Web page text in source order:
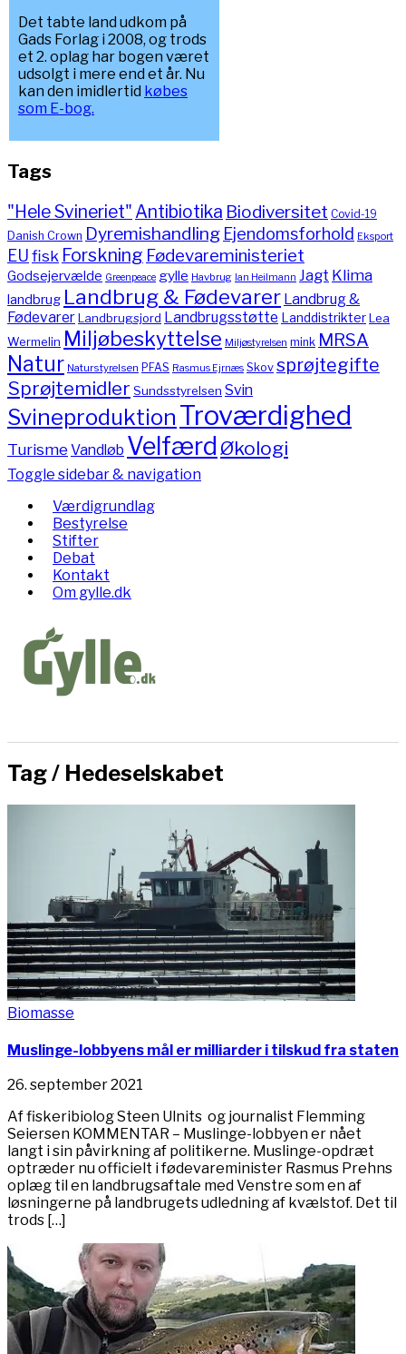
Det tabte land udkom på
Gads Forlag i 2008, og trods
et 2. oplag har bogen været
udsolgt i mere end et år. Nu
kan den imidlertid købes
som E-bog.
Tags
"Hele Svineriet" Antibiotika Biodiversitet Covid-19
Danish Crown Dyremishandling Ejendomsforhold Eksport
EUfisk Forskning Fødevareministeriet
Godsejervælde Greenpeace gylle Havbrug Ian Heilmann Jagt Klima
landbrug Landbrug & Fødevarer Landbrug &
FødevarerLandbrugsjord Landbrugsstøtte LanddistrikterLea
Wermelin Miljøbeskyttelse Miljøstyrelsen mink MRSA
Natur Naturstyrelsen PFAS Rasmus Ejrnæs Skov sprøjtegifte
Sprøjtemidler Sundsstyrelsen Svin
Svineproduktion Troværdighed
TurismeVandløb Velfærd Økologi
Toggle sidebar & navigation
Værdigrundlag
Bestyrelse
Stifter
Debat
Kontakt
Om gylle.dk
Tag / Hedeselskabet
Biomasse
Muslinge-lobbyens mål er milliarder i tilskud fra staten
26. september 2021
Af fiskeribiolog Steen Ulnits og journalist Flemming
Seiersen KOMMENTAR – Muslinge-lobbyen er nået
langt i sin påvirkning af politikerne. Muslinge-opdræt
optræder nu officielt i fødevareminister Rasmus Prehns
oplæg til en landbrugsaftale med Venstre som en af
løsningerne på landbrugets udledning af kvælstof. Det til
trods […]